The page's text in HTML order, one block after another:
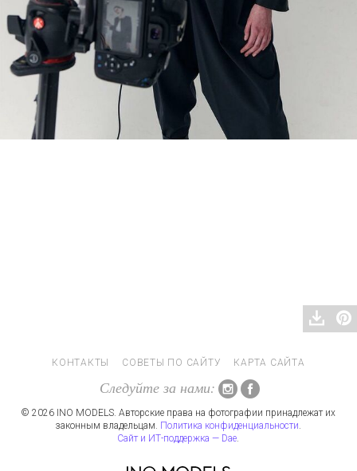
КОНТАКТЫ СОВЕТЫ ПО САЙТУ КАРТА САЙТА
Следуйте за нами:
© 2026 INO MODELS. Авторские права на фотографии принадлежат их
законным владельцам. Политика конфиденциальности.
Сайт и ИТ-поддержка — Dae.